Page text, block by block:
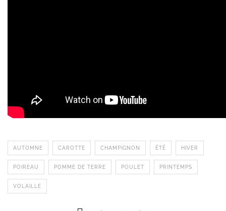
AUTOMNE CAROTTE CHAMPIGNON ÉTÉ HIVER
POIREAU POMME DE TERRE POULET PRINTEMPS
VOLAILLE